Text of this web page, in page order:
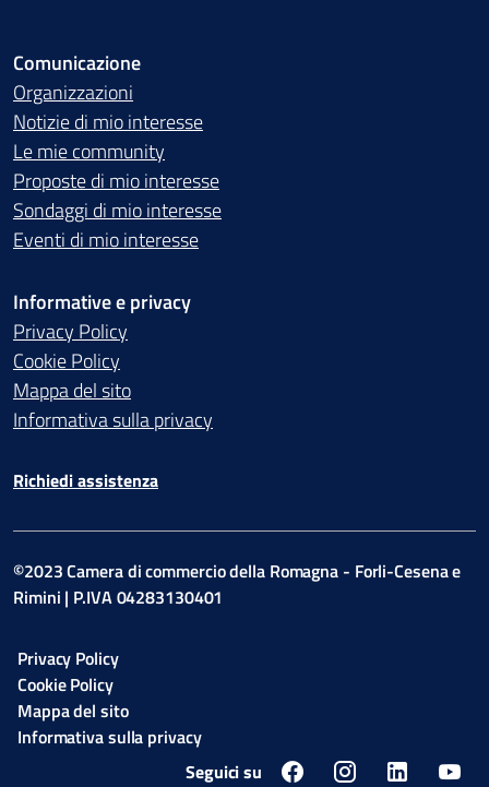
Comunicazione
Organizzazioni
Notizie di mio interesse
Le mie community
Proposte di mio interesse
Sondaggi di mio interesse
Eventi di mio interesse
Informative e privacy
Privacy Policy
Cookie Policy
Mappa del sito
Informativa sulla privacy
Richiedi assistenza
©2023 Camera di commercio della Romagna - Forli-Cesena e
Rimini | P.IVA 04283130401
Privacy Policy
Cookie Policy
Mappa del sito
Informativa sulla privacy
Seguici su